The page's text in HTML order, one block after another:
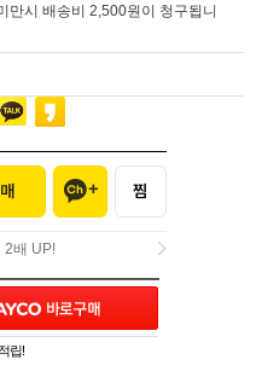
만시 배송비 2,500원이 청구됩니
2배 UP!
2배 UP!
립!